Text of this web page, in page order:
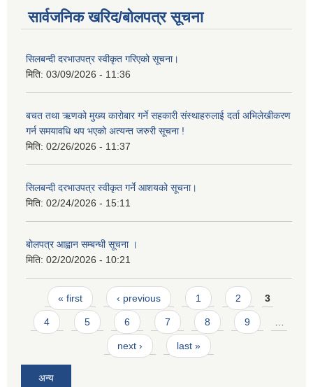
सार्वजनिक खरिद/बोलपत्र सूचना
सिलबन्दी दरभाउपत्र स्वीकृत गरिएको सूचना।
मिति: 03/09/2026 - 11:36
बचत तथा ऋणको मुख्य कारोबार गर्ने सहकारी संस्थाहरुलाई दर्ता अभिलेखीकरण
गर्न समयावधि थप भएको अत्यन्त जरुरी सूचना !
मिति: 02/26/2026 - 11:37
सिलबन्दी दरभाउपत्र स्वीकृत गर्ने आशयको सूचना।
मिति: 02/24/2026 - 15:11
बोलपत्र आह्वान सम्बन्धी सूचना ।
मिति: 02/20/2026 - 10:21
Pages
« first ‹ previous 1 2 3
4 5 6 7 8 9
next › last »
अन्य